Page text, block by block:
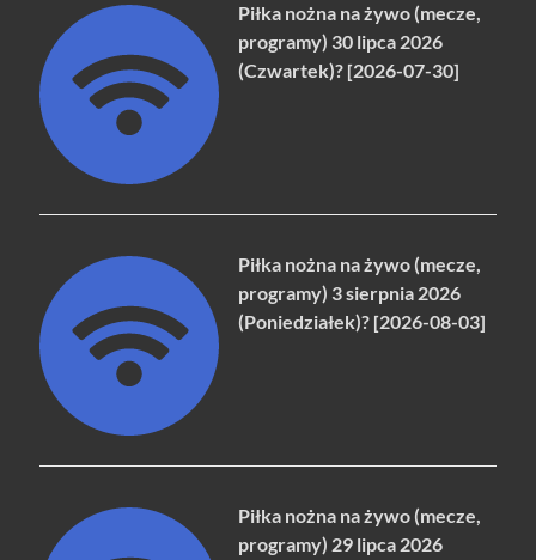
Piłka nożna na żywo (mecze,
programy) 30 lipca 2026
(Czwartek)? [2026-07-30]
Piłka nożna na żywo (mecze,
programy) 3 sierpnia 2026
(Poniedziałek)? [2026-08-03]
Piłka nożna na żywo (mecze,
programy) 29 lipca 2026